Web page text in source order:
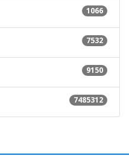
1066
7532
9150
7485312